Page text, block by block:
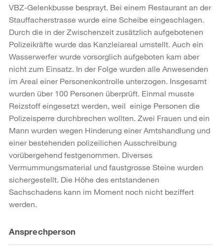
VBZ-Gelenkbusse besprayt. Bei einem Restaurant an der
Stauffacherstrasse wurde eine Scheibe eingeschlagen.
Durch die in der Zwischenzeit zusätzlich aufgebotenen
Polizeikräfte wurde das Kanzleiareal umstellt. Auch ein
Wasserwerfer wurde vorsorglich aufgeboten kam aber
nicht zum Einsatz. In der Folge wurden alle Anwesenden
im Areal einer Personenkontrolle unterzogen. Insgesamt
wurden über 100 Personen überprüft. Einmal musste
Reizstoff eingesetzt werden, weil einige Personen die
Polizeisperre durchbrechen wollten. Zwei Frauen und ein
Mann wurden wegen Hinderung einer Amtshandlung und
einer bestehenden polizeilichen Ausschreibung
vorübergehend festgenommen. Diverses
Vermummungsmaterial und faustgrosse Steine wurden
sichergestellt. Die Höhe des entstandenen
Sachschadens kann im Moment noch nicht beziffert
werden.
Weitere
Ansprechperson